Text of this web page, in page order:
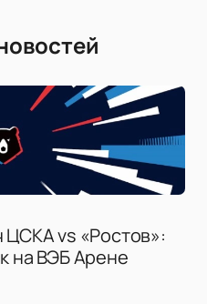
vs «Ростов»:
на ВЭБ Арене